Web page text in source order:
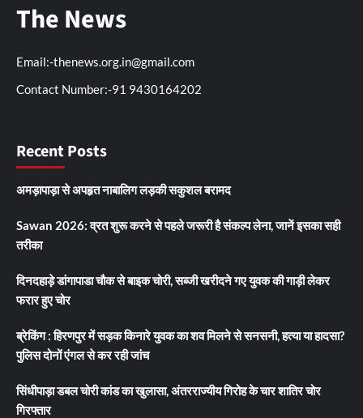
The News
Email:-thenews.org.in@gmail.com
Contact Number:-91 9430164202
Recent Posts
अमड़ापाड़ा से अपहृत नाबालिग लड़की सकुशल बरामद
Sawan 2026: व्रत शुरू करने से पहले जरूरी है संकल्प लेना, जानें इसका सही
तरीका
दिनदहाड़े डांगापाडा चौक से बाइक चोरी, सब्जी खरीदने गए युवक की गाड़ी लेकर
फरार हुए चोर
ब्रेकिंग : हिरणपुर में सड़क किनारे युवक का शव मिलने से सनसनी, हत्या या हादसा?
पुलिस दोनों एंगल से कर रही जांच
सिंधीपाड़ा डबल चोरी कांड का खुलासा, अंतरराज्यीय गिरोह के चार शातिर चोर
गिरफ्तार